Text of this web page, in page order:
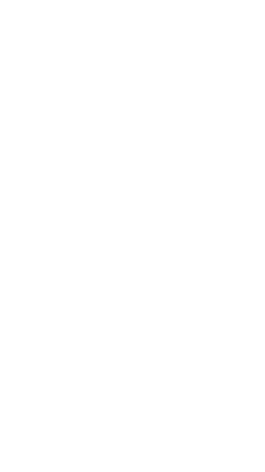
Refreshing Zellentausch